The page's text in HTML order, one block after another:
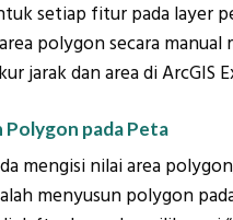
setiap fitur pada layer
polygon secara manual
jarak dan area di ArcGIS
Polygon pada Peta
mengisi nilai area
menyusun polygon